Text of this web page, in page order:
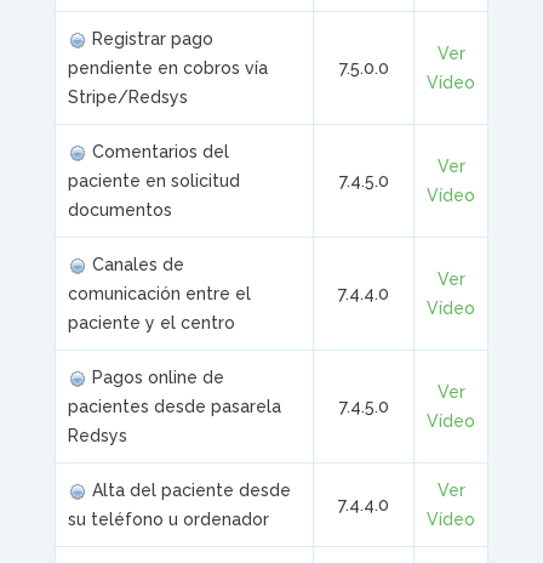
Registrar pago
pendiente en cobros vía
Stripe/Redsys
7.5.0.0
Ver
Vídeo
Comentarios del
paciente en solicitud
documentos
7.4.5.0
Ver
Vídeo
Canales de
comunicación entre el
paciente y el centro
7.4.4.0
Ver
Vídeo
Pagos online de
pacientes desde pasarela
Redsys
7.4.5.0
Ver
Vídeo
Alta del paciente desde
su teléfono u ordenador
7.4.4.0
Ver
Vídeo